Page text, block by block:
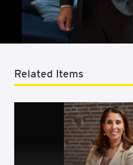
Related Items